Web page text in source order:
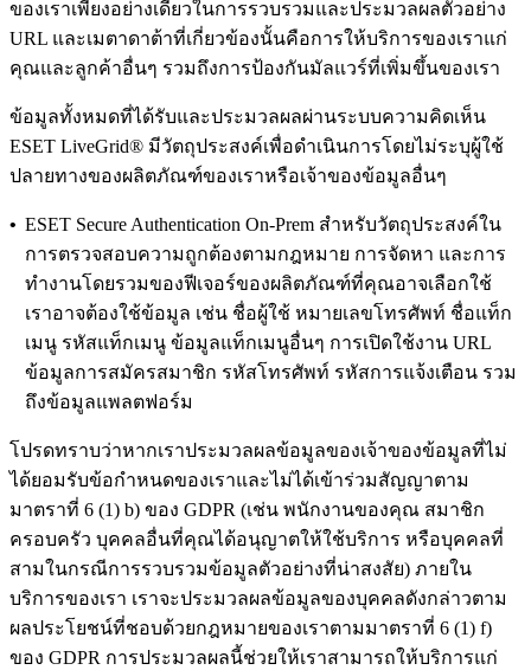
ของเราเพียงอย่างเดียวในการรวบรวมและประมวลผลตัวอย่าง
URL และเมตาดาต้าที่เกี่ยวข้องนั้นคือการให้บริการของเราแก่
คุณและลูกค้าอื่นๆ รวมถึงการป้องกันมัลแวร์ที่เพิ่มขึ้นของเรา
ข้อมูลทั้งหมดที่ได้รับและประมวลผลผ่านระบบความคิดเห็น
ESET LiveGrid® มีวัตถุประสงค์เพื่อดําเนินการโดยไม่ระบุผู้ใช้
ปลายทางของผลิตภัณฑ์ของเราหรือเจ้าของข้อมูลอื่นๆ
• ESET Secure Authentication On-Prem สําหรับวัตถุประสงค์ใน
การตรวจสอบความถูกต้องตามกฎหมาย การจัดหา และการ
ทํางานโดยรวมของฟีเจอร์ของผลิตภัณฑ์ที่คุณอาจเลือกใช้
เราอาจต้องใช้ข้อมูล เช่น ชื่อผู้ใช้ หมายเลขโทรศัพท์ ชื่อแท็ก
เมนู รหัสแท็กเมนู ข้อมูลแท็กเมนูอื่นๆ การเปิดใช้งาน URL
ข้อมูลการสมัครสมาชิก รหัสโทรศัพท์ รหัสการแจ้งเตือน รวม
ถึงข้อมูลแพลตฟอร์ม
โปรดทราบว่าหากเราประมวลผลข้อมูลของเจ้าของข้อมูลที่ไม่
ได้ยอมรับข้อกําหนดของเราและไม่ได้เข้าร่วมสัญญาตาม
มาตราที่ 6 (1) b) ของ GDPR (เช่น พนักงานของคุณ สมาชิก
ครอบครัว บุคคลอื่นที่คุณได้อนุญาตให้ใช้บริการ หรือบุคคลที่
สามในกรณีการรวบรวมข้อมูลตัวอย่างที่น่าสงสัย) ภายใน
บริการของเรา เราจะประมวลผลข้อมูลของบุคคลดังกล่าวตาม
ผลประโยชน์ที่ชอบด้วยกฎหมายของเราตามมาตราที่ 6 (1) f)
ของ GDPR การประมวลผลนี้ช่วยให้เราสามารถให้บริการแก่